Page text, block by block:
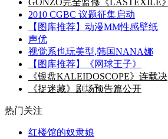
GONZO完全监修《LASTEXILE》
2010 CGBC 议题征集启动
【图库推荐】动漫MM性感壁纸
声优
视觉系也玩美型,韩国NANA娜
【图库推荐】《网球王子》
《银盘KALEIDOSCOPE》连载决
《捉迷藏》剧场预告篇公开
热门关注
红楼馆的奴隶娘